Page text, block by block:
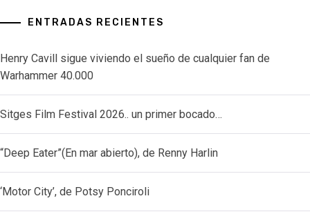
ENTRADAS RECIENTES
Henry Cavill sigue viviendo el sueño de cualquier fan de
Warhammer 40.000
Sitges Film Festival 2026.. un primer bocado…
“Deep Eater”(En mar abierto), de Renny Harlin
‘Motor City’, de Potsy Ponciroli